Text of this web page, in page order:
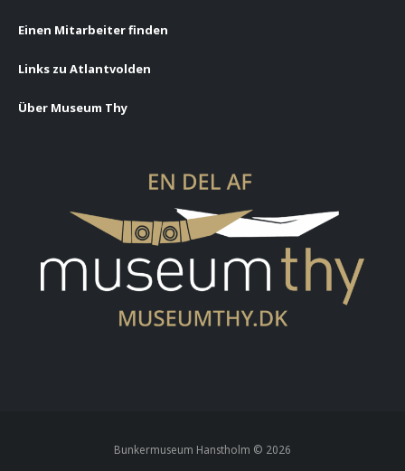
Einen Mitarbeiter finden
Links zu Atlantvolden
Über Museum Thy
Bunkermuseum Hanstholm © 2026